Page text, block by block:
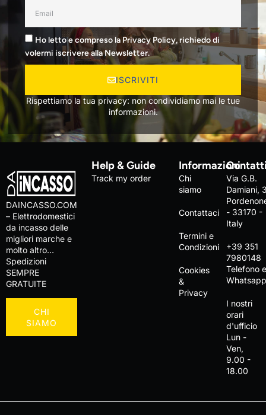
Ho letto e compreso la Privacy Policy, richiedo di
volermi iscrivere alla Newsletter.
ISCRIVITI
Rispettiamo la tua privacy: non condividiamo mai le tue
informazioni.
DAINCASSO.COM
– Elettrodomestici
da incasso delle
migliori marche e
molto altro…
Spedizioni
SEMPRE
GRATUITE
CHI
SIAMO
Help & Guide
Track my order
Informazioni
Chi
siamo
Contattaci
Termini e
Condizioni
Cookies
&
Privacy
Via G.B.
Damiani,
- 33170 -
Italy
+39 351
7980148
Telefono
I nostri
orari
d'ufficio
Lun -
Ven,
9.00 -
18.00